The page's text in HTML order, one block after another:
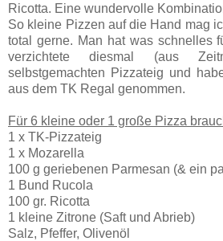
Ricotta. Eine wundervolle
So kleine Pizzen auf die Hand mag
total gerne. Man hat was schnelles
verzichtete diesmal (aus
selbstgemachten Pizzateig und
aus dem TK Regal genommen.
Für 6 kleine oder 1 große Pizza
1 x TK-Pizzateig
1 x Mozarella
100 g geriebenen Parmesan (& ein
1 Bund Rucola
100 gr. Ricotta
1 kleine Zitrone (Saft und Abrieb)
Salz, Pfeffer, Olivenöl